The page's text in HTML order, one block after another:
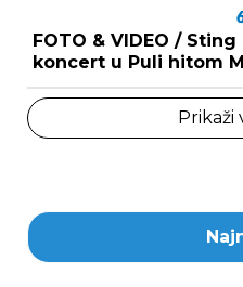
FOTO & VIDEO /
koncert u Puli hitom
Prikaži